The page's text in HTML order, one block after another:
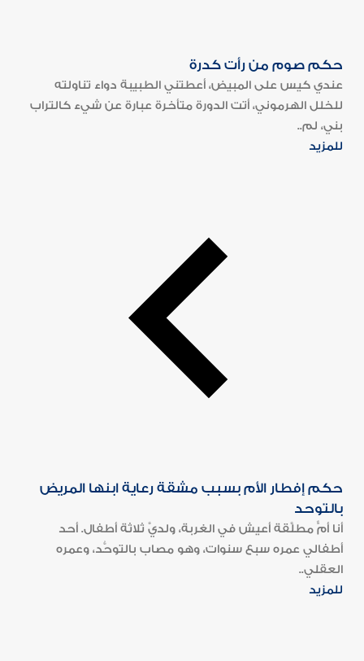
حكم صوم من رأت كدرة
عندي كيس على المبيض، أعطتني الطبيبة دواء تناولته
للخلل الهرموني، أتت الدورة متأخرة عبارة عن شيء كالتراب
بني، لم..
للمزيد
حكم إفطار الأم بسبب مشقة رعاية ابنها المريض
بالتوحد
أنا أمٌّ مطلَّقة أعيش في الغربة، ولديَّ ثلاثة أطفال. أحد
أطفالي عمره سبع سنوات، وهو مصاب بالتوحُّد، وعمره
العقلي..
للمزيد